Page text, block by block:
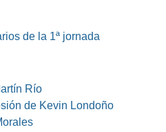
de la 1ª jornada
Río
de Kevin Londoño